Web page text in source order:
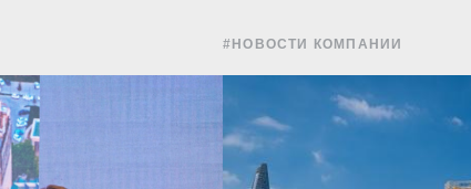
#НОВОСТИ КОМПАНИИ